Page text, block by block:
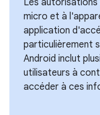
micro et à
application
particulièrement
Android inclut
utilisateurs à
accéder à ces